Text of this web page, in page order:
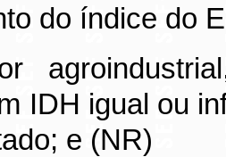
do índice do
IDH igual ou
e (NR)